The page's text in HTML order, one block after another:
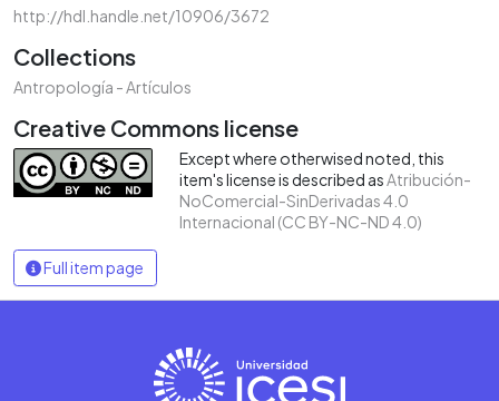
http://hdl.handle.net/10906/3672
Collections
Antropología - Artículos
Creative Commons license
Except where otherwised noted, this
item's license is described asAtribución-
NoComercial-SinDerivadas 4.0
Internacional (CC BY-NC-ND 4.0)
Full item page